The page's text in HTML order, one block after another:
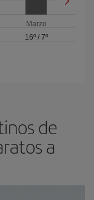
Marzo
16º/ 7º
de
a